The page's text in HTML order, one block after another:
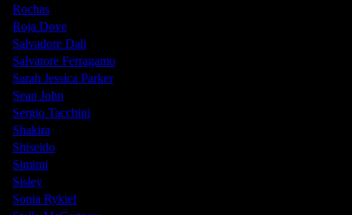
Rochas
Roja Dove
Salvadore Dali
Salvatore Ferragamo
Sarah Jessica Parker
Sean John
Sergio Tacchini
Shakira
Shiseido
Simimi
Sisley
Sonia Rykiel